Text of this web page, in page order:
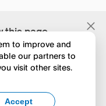
this page
to improve and
our partners to
visit other sites.
Accept